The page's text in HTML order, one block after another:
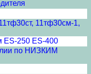
11тф30см-1,
ES-250 ES-400
по НИЗКИМ